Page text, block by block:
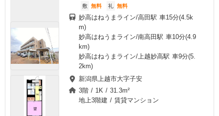
敷 無料 礼 無料
妙高はねうまライン/高田駅 車15分(4.5k
m)
妙高はねうまライン/南高田駅 車10分(4.9
km)
妙高はねうまライン/上越妙高駅 車9分(5.
2km)
新潟県上越市大字子安
3階 / 1K / 31.3m²
地上3階建 / 賃貸マンション